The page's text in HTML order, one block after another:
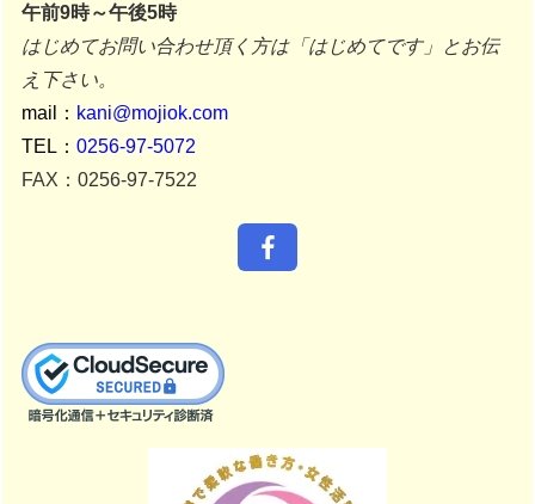
午前9時～午後5時
はじめてお問い合わせ頂く方は「はじめてです」とお伝
え下さい。
mail： kani@mojiok.com
TEL：0256-97-5072
FAX：0256-97-7522